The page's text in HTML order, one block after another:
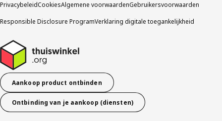
PrivacybeleidCookiesAlgemene voorwaardenGebruikersvoorwaarden
Responsible Disclosure ProgramVerklaring digitale toegankelijkheid
Aankoop product ontbinden
Ontbinding van je aankoop (diensten)